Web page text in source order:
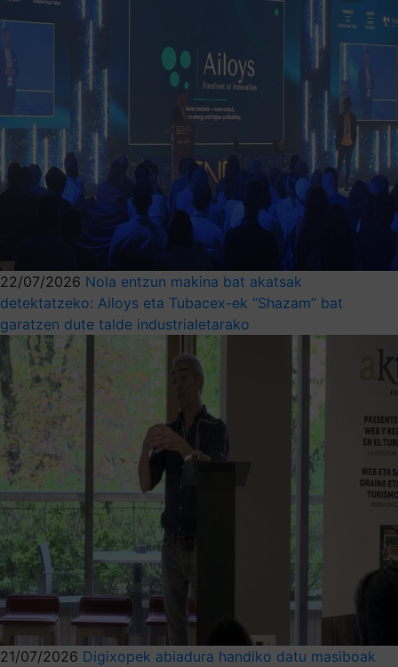
22/07/2026 Nola entzun makina bat akatsak
detektatzeko: Ailoys eta Tubacex-ek “Shazam” bat
garatzen dute talde industrialetarako
21/07/2026 Digixopek abiadura handiko datu masiboak